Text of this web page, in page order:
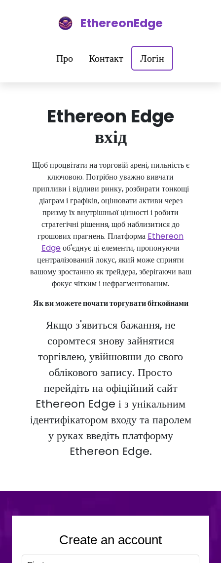
EthereonEdge
Про Контакт Логін
Ethereon Edge
вхід
Щоб процвітати на торговій арені, пильність є
ключовою. Потрібно уважно вивчати
припливи і відливи ринку, розбирати тонкощі
діаграм і графіків, оцінювати активи через
призму їх внутрішньої цінності і робити
стратегічні рішення, щоб наблизитися до
грошових прагнень. Платформа Ethereon
Edgeоб'єднує ці елементи, пропонуючи
централізований локус, який може сприяти
вашому зростанню як трейдера, зберігаючи ваш
фокус чітким і нефрагментованим.
Як ви можете почати торгувати біткойнами
Якщо з'явиться бажання, не
соромтеся знову зайнятися
торгівлею, увійшовши до свого
облікового запису. Просто
перейдіть на офіційний сайт
Ethereon Edge і з унікальним
ідентифікатором входу та паролем
у руках введіть платформу
Ethereon Edge.